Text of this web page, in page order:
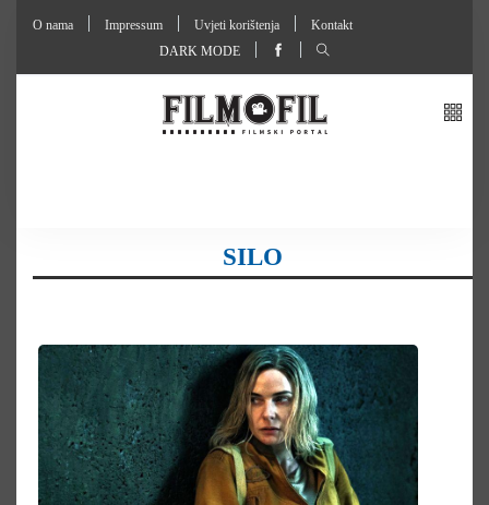
O nama Impressum Uvjeti korištenja
Kontakt
DARK MODE
SILO